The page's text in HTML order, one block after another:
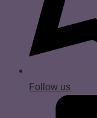
Follow us